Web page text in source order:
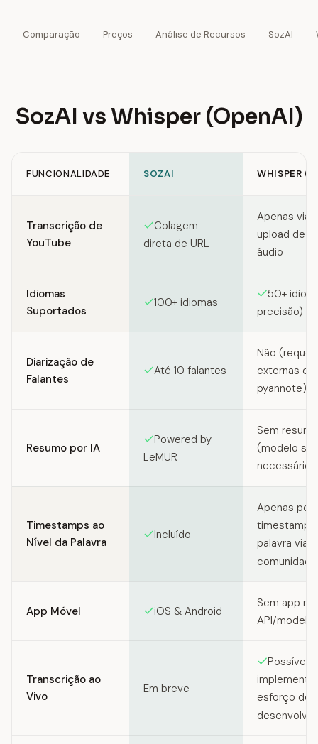
Comparação Preços Análise de Recursos SozAI
SozAI vs Whisper (OpenAI)
FUNCIONALIDADE SOZAI WHISPER
Transcrição de
YouTube
Colagem
direta de URL
Apenas via
upload de
áudio
Idiomas
Suportados
100+ idiomas
50+
precisão)
Diarização de
Falantes
Até 10 falantes
Não
externas
pyannote)
Resumo por IA
Powered by
LeMUR
Sem
(modelo
necessário)
Timestamps ao
Nível da Palavra
Incluído
Apenas por
timestamps
palavra via
comunidade
App Móvel iOS & Android
Sem app
API/modelo)
Transcrição ao
Vivo
Em breve
Possível
esforço de